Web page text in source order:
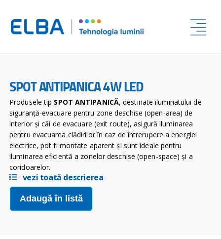
SPOT ANTIPANICA 4W LED
Produsele tip SPOT ANTIPANICĂ, destinate iluminatului de
siguranță-evacuare pentru zone deschise (open-area) de
interior și căi de evacuare (exit route), asigură iluminarea
pentru evacuarea clădirilor în caz de întrerupere a energiei
electrice, pot fi montate aparent și sunt ideale pentru
iluminarea eficientă a zonelor deschise (open-space) și a
coridoarelor.
vezi toată descrierea
Adaugă în listă